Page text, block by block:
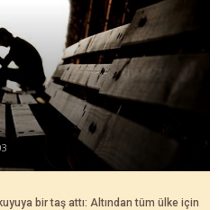
bir taş attı: Altından tüm ülke için